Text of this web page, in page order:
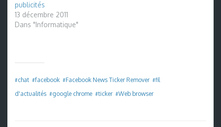
publicités
13 décembre 2011
Dans "Informatique"
#chat #facebook #Facebook News Ticker Remover #fil
d'actualités #google chrome #ticker #Web browser